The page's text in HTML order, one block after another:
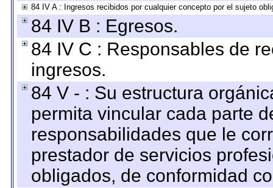
84 IV A : Ingresos recibidos por cualquier concepto por el sujeto
84 IV B : Egresos.
84 IV C : Responsables de
ingresos.
84 V - : Su estructura
permita vincular cada parte
responsabilidades que le
prestador de servicios
obligados, de conformidad